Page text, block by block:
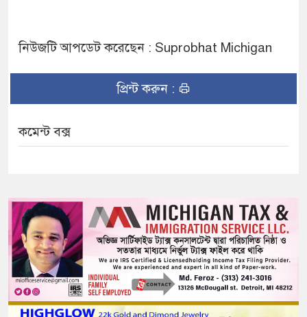
নিউজটি আপডেট করেছেন : Suprobhat Michigan
প্রিন্ট করুন :
কমেন্ট বক্স